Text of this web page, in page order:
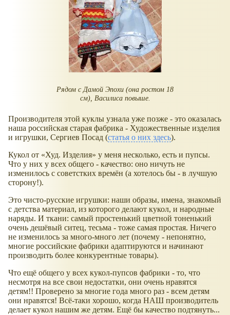
Рядом с Дамой Эпохи (она ростом 18
см), Василиса повыше.
Производителя этой куклы узнала уже позже - это оказалась
наша российская старая фабрика - Художественные изделия
и игрушки, Сергиев Посад (статья о них здесь).
Кукол от
Худ. Изделия
у меня несколько, есть и пупсы.
Что у них у всех общего - качество: оно ничуть не
изменилось с советстких времён (а хотелось бы - в лучшую
сторону!).
Это чисто-русские игрушки: наши образы, имена, знакомый
с детства материал, из которого делают кукол, и народные
наряды. И ткани: самый простенький цветной тоненький
очень дешёвый ситец, тесьма - тоже самая простая. Ничего
не изменилось за много-много лет (почему - непонятно,
многие российские фабрики адаптируются и начинают
производить более конкурентные товары).
Что ещё общего у всех кукол-пупсов фабрики - то, что
несмотря на все свои недостатки, они очень нравятся
детям!! Проверено за многие года много раз - всем детям
они нравятся! Всё-таки хорошо, когда НАШ производитель
делает кукол нашим же детям. Ещё бы качество подтянуть...